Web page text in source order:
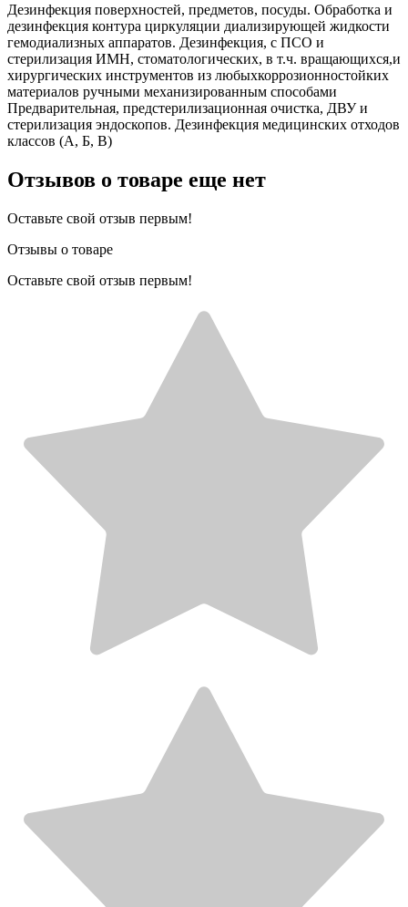
Дезинфекция поверхностей, предметов, посуды. Обработка и
дезинфекция контура циркуляции диализирующей жидкости
гемодиализных аппаратов. Дезинфекция, с ПСО и
стерилизация ИМН, стоматологических, в т.ч. вращающихся,и
хирургических инструментов из любыхкоррозионностойких
материалов ручными механизированным способами
Предварительная, предстерилизационная очистка, ДВУ и
стерилизация эндоскопов. Дезинфекция медицинских отходов
классов (А, Б, В)
Отзывов о товаре еще нет
Оставьте свой отзыв первым!
Отзывы о товаре
Оставьте свой отзыв первым!